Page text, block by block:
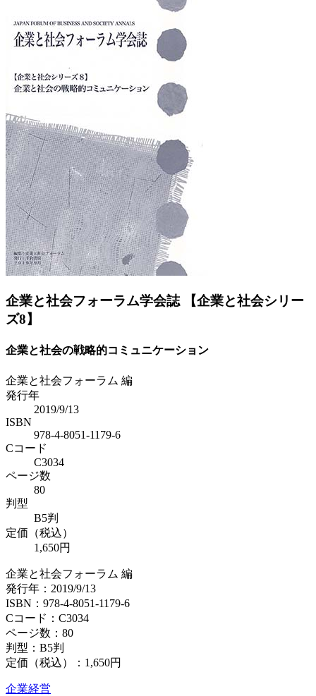
企業と社会フォーラム学会誌 【企業と社会シリー
ズ8】
企業と社会の戦略的コミュニケーション
企業と社会フォーラム 編
発行年
2019/9/13
ISBN
978-4-8051-1179-6
Cコード
C3034
ページ数
80
判型
B5判
定価（税込）
1,650円
企業と社会フォーラム 編
発行年：2019/9/13
ISBN：978-4-8051-1179-6
Cコード：C3034
ページ数：80
判型：B5判
定価（税込）： 1,650円
企業経営